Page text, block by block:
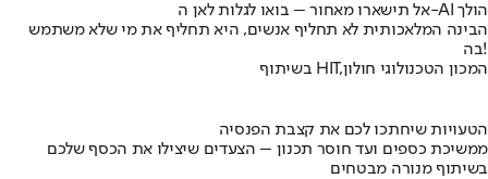
אל תישארו מאחור – בואו לגלות לאן ה-AI הולך
הבינה המלאכותית לא תחליף אנשים, היא תחליף את מי שלא משתמש
בה!
בשיתוף HIT,המכון הטכנולוגי חולון
הטעויות שיחתכו לכם את קצבת הפנסיה
ממשיכת כספים ועד חוסר תכנון – הצעדים שיצילו את הכסף שלכם
בשיתוף מנורה מבטחים